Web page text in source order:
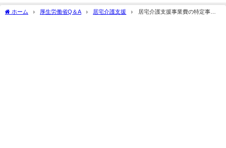
ホーム 厚生労働省Q＆A 居宅介護支援
居宅介護支援事業費の特定事業